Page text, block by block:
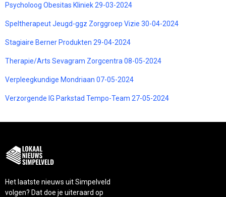
Psycholoog Obesitas Kliniek 29-03-2024
Speltherapeut Jeugd-ggz Zorggroep Vizie 30-04-2024
Stagiaire Berner Produkten 29-04-2024
Therapie/Arts Sevagram Zorgcentra 08-05-2024
Verpleegkundige Mondriaan 07-05-2024
Verzorgende IG Parkstad Tempo-Team 27-05-2024
Het laatste nieuws uit Simpelveld
volgen? Dat doe je uiteraard op